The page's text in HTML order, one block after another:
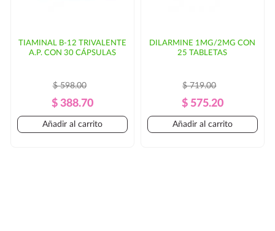
TIAMINAL B-12 TRIVALENTE
A.P. CON 30 CÁPSULAS
Precio
Regular
$ 598.00
Precio
$ 388.70
Añadir al carrito
DILARMINE 1MG/2MG CON
25 TABLETAS
Precio
Regular
$ 719.00
Precio
$ 575.20
Añadir al carrito